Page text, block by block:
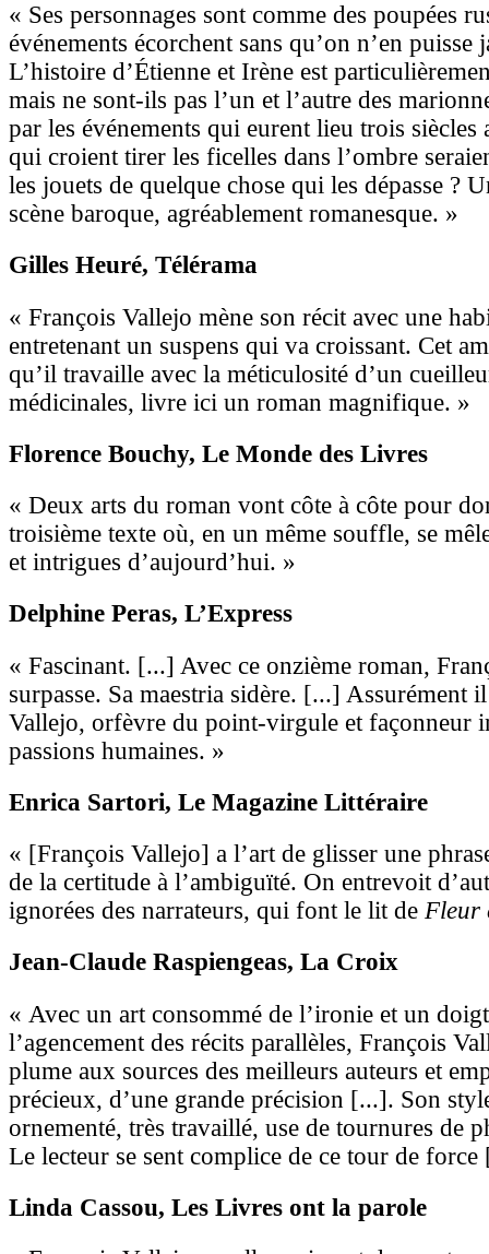
« Ses personnages sont comme des poupées
événements écorchent sans qu’on n’en
L’histoire d’Étienne et Irène est
mais ne sont-ils pas l’un et l’autre des
par les événements qui eurent lieu trois siècles
qui croient tirer les ficelles dans l’ombre
les jouets de quelque chose qui les dépasse ?
scène baroque, agréablement romanesque. »
Gilles Heuré, Télérama
« François Vallejo mène son récit avec une
entretenant un suspens qui va croissant. Cet
qu’il travaille avec la méticulosité d’un
médicinales, livre ici un roman magnifique. »
Florence Bouchy, Le Monde des Livres
« Deux arts du roman vont côte à côte pour
troisième texte où, en un même souffle, se
et intrigues d’aujourd’hui. »
Delphine Peras, L’Express
« Fascinant. [...] Avec ce onzième roman,
surpasse. Sa maestria sidère. [...] Assurément
Vallejo, orfèvre du point-virgule et façonneur
passions humaines. »
Enrica Sartori, Le Magazine Littéraire
« [François Vallejo] a l’art de glisser une
de la certitude à l’ambiguïté. On entrevoit
ignorées des narrateurs, qui font le lit de Fleur
Jean-Claude Raspiengeas, La Croix
« Avec un art consommé de l’ironie et un
l’agencement des récits parallèles, François
plume aux sources des meilleurs auteurs et
précieux, d’une grande précision [...]. Son
ornementé, très travaillé, use de tournures de
Le lecteur se sent complice de ce tour de
Linda Cassou, Les Livres ont la parole